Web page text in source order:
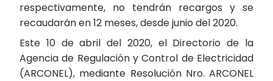
respectivamente, no tendrán recargos y se
recaudarán en 12 meses, desde junio del 2020.
Este 10 de abril del 2020, el Directorio de la
Agencia de Regulación y Control de Electricidad
(ARCONEL), mediante Resolución Nro. ARCONEL